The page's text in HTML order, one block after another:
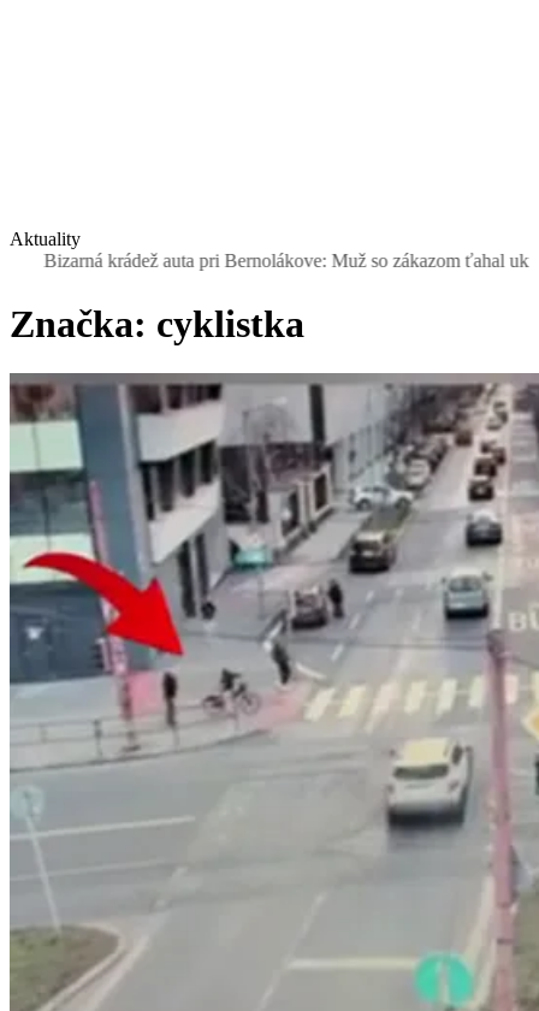
Aktuality
krádež auta pri Bernolákove: Muž so zákazom ťahal
Značka: cyklistka